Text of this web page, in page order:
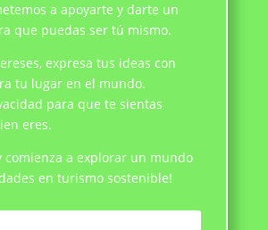
a apoyarte y darte un
que puedas ser tú mismo.
expresa tus ideas con
tu lugar en el mundo.
para que te sientas
eres.
comienza a explorar un mundo
en turismo sostenible!